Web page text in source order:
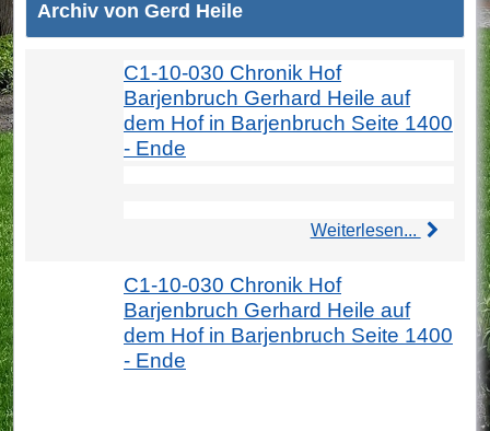
Archiv von Gerd Heile
C1-10-030 Chronik Hof
Barjenbruch Gerhard Heile auf
dem Hof in Barjenbruch Seite 1400
- Ende
Weiterlesen...
C1-10-030 Chronik Hof
Barjenbruch Gerhard Heile auf
dem Hof in Barjenbruch Seite 1400
- Ende